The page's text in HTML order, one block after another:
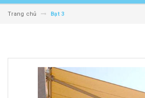
Trang chủ Bạt 3